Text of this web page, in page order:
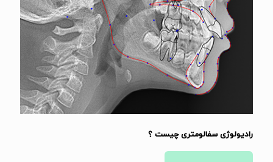
رادیولوژی سفالومتری چیست ؟